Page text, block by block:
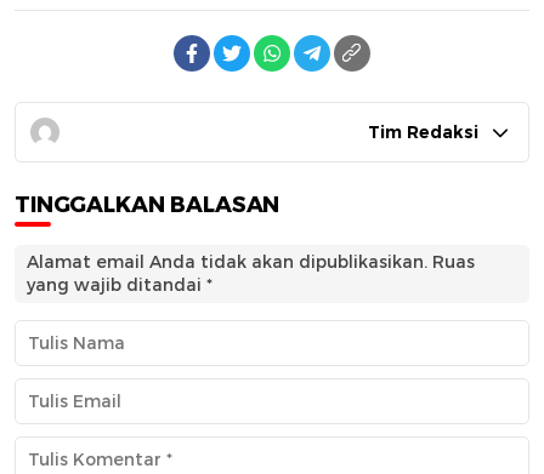
Tim Redaksi
TINGGALKAN BALASAN
Alamat email Anda tidak akan dipublikasikan. Ruas
yang wajib ditandai *